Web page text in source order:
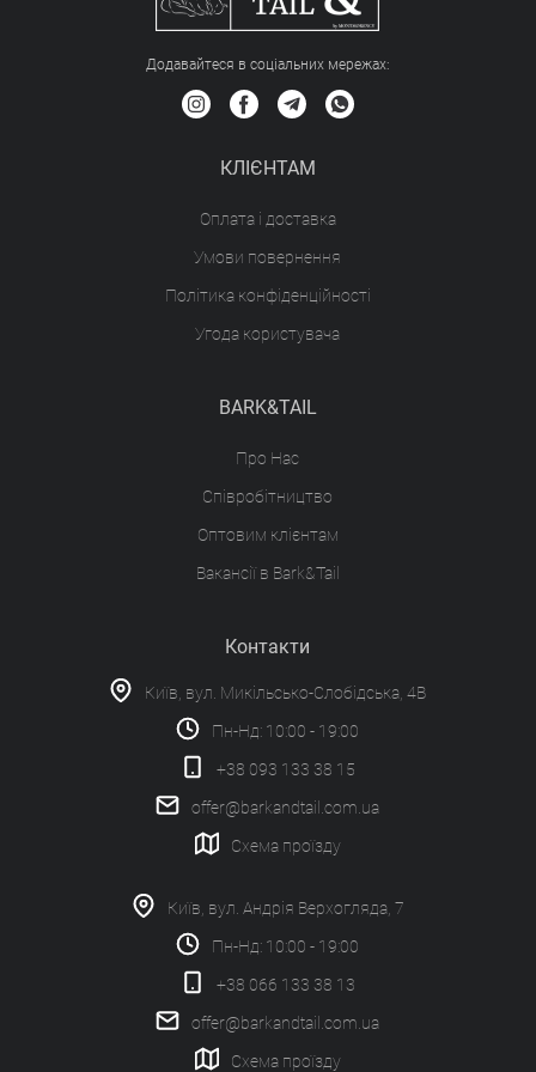
Додавайтеся в соціальних мережах:
КЛІЄНТАМ
Оплата і доставка
Умови повернення
Політика конфіденційності
Угода користувача
BARK&TAIL
Про Нас
Співробітництво
Оптовим клієнтам
Вакансії в Bark&Tail
Контакти
Київ, вул. Микільсько-Слобідська, 4В
Пн-Нд: 10:00 - 19:00
+38 093 133 38 15
offer@barkandtail.com.ua
Схема проїзду
Київ, вул. Андрія Верхогляда, 7
Пн-Нд: 10:00 - 19:00
+38 066 133 38 13
offer@barkandtail.com.ua
Схема проїзду